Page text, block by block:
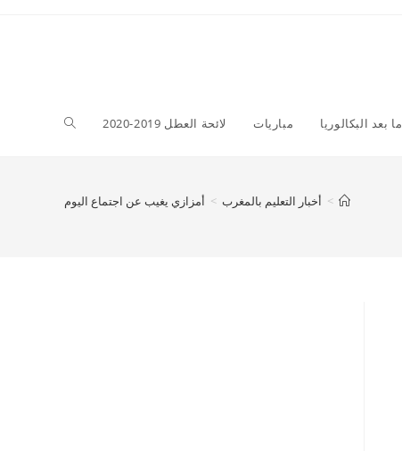
ما بعد البكالوريا مباريات لائحة العطل 2019-2020 Toggle
> أخبار التعليم بالمغرب > أمزازي يغيب عن اجتماع اليوم